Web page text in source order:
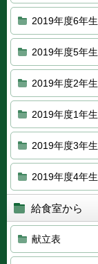
2019年度6年生
2019年度5年生
2019年度2年生
2019年度1年生
2019年度3年生
2019年度4年生
給食室から
献立表